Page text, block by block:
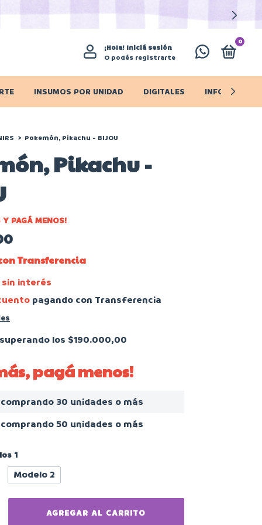
¡Hola! Iniciá sesión
O podés registrarte
0
INSUMOS POR UNIDAD DIGITALES INFO
> Pokemón, Pikachu - BIJOU
Pikachu -
Y PAGÁ MENOS!
Transferencia
sin interés
pagando con Transferencia
superando los $190.000,00
pagá menos!
comprando 30 unidades o más
comprando 50 unidades o más
1
Modelo 2